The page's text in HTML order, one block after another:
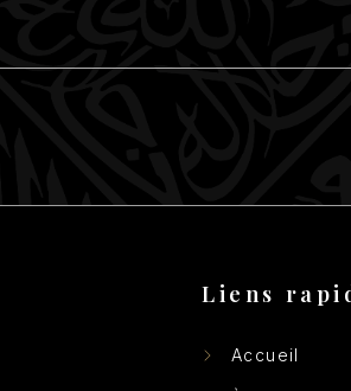
Liens
Accueil